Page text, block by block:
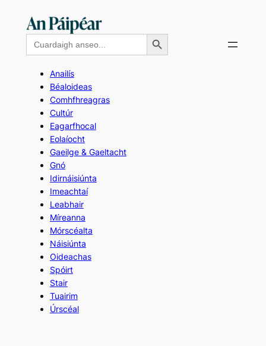
contentSearch
for:
Search Button
Anailís
Béaloideas
Comhfhreagras
Cultúr
Eagarfhocal
Eolaíocht
Gaeilge & Gaeltacht
Gnó
Idirnáisiúnta
Imeachtaí
Leabhair
Míreanna
Mórscéalta
Náisiúnta
Oideachas
Spóirt
Stair
Tuairim
Úrscéal